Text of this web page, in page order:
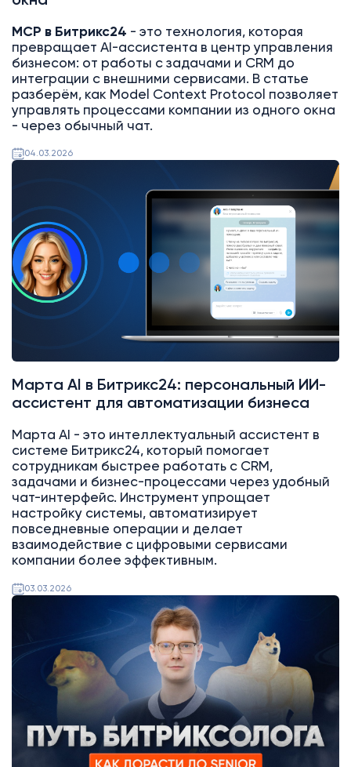
MCP в Битрикс24 - это технология, которая
превращает AI-ассистента в центр управления
бизнесом: от работы с задачами и CRM до
интеграции с внешними сервисами. В статье
разберём, как Model Context Protocol позволяет
управлять процессами компании из одного окна
- через обычный чат.
04.03.2026
Марта AI в Битрикс24: персональный ИИ-
ассистент для автоматизации бизнеса
Марта AI - это интеллектуальный ассистент в
системе Битрикс24, который помогает
сотрудникам быстрее работать с CRM,
задачами и бизнес-процессами через удобный
чат-интерфейс. Инструмент упрощает
настройку системы, автоматизирует
повседневные операции и делает
взаимодействие с цифровыми сервисами
компании более эффективным.
03.03.2026